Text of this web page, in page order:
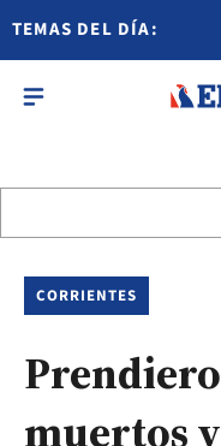
TEMAS DEL DÍA:
CORRIENTES
muertos